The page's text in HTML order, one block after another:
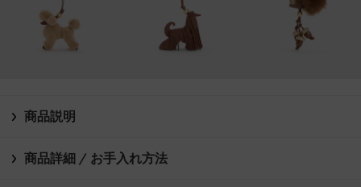
商品説明
商品詳細 / お手入れ方法